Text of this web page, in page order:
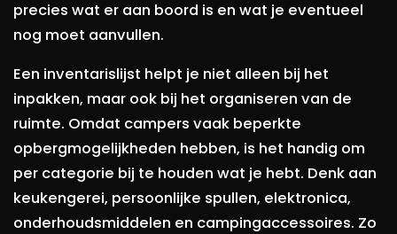
precies wat er aan boord is en wat je eventueel
nog moet aanvullen.
Een inventarislijst helpt je niet alleen bij het
inpakken, maar ook bij het organiseren van de
ruimte. Omdat campers vaak beperkte
opbergmogelijkheden hebben, is het handig om
per categorie bij te houden wat je hebt. Denk aan
keukengerei, persoonlijke spullen, elektronica,
onderhoudsmiddelen en campingaccessoires. Zo